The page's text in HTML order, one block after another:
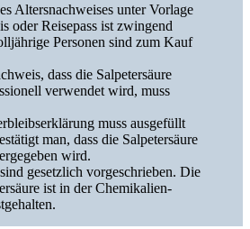
Altersnachweises unter Vorlage
oder Reisepass ist zwingend
Personen sind zum Kauf
dass die Salpetersäure
verwendet wird, muss
muss ausgefüllt
man, dass die Salpetersäure
wird.
gesetzlich vorgeschrieben. Die
ist in der Chemikalien-